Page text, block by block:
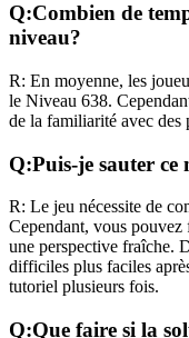
Q:Combien de
niveau?
R: En moyenne, les
le Niveau 638.
de la familiarité avec des
Q:Puis-je sauter
R: Le jeu nécessite de
Cependant, vous pouvez
une perspective fraîche.
difficiles plus faciles
tutoriel plusieurs fois.
Q:Que faire si la